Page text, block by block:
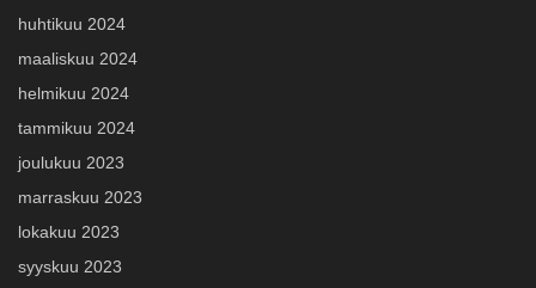
huhtikuu 2024
maaliskuu 2024
helmikuu 2024
tammikuu 2024
joulukuu 2023
marraskuu 2023
lokakuu 2023
syyskuu 2023